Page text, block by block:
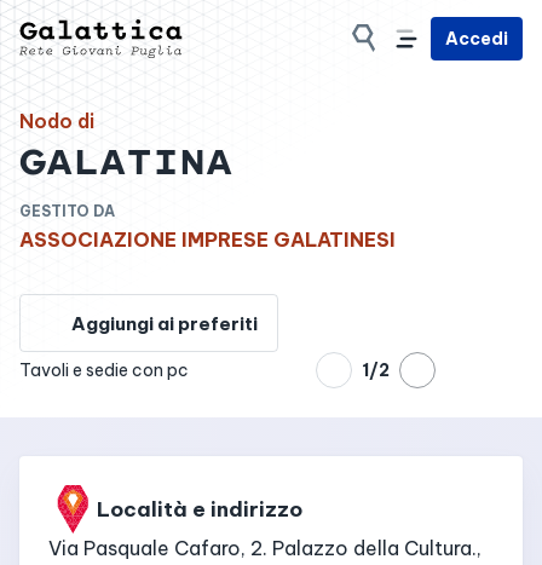
Accedi
Nodo di
GALATINA
GESTITO DA
ASSOCIAZIONE IMPRESE GALATINESI
Aggiungi ai preferiti
Tavoli e sedie con pc 1/2
Località e indirizzo
Via Pasquale Cafaro, 2. Palazzo della Cultura.,